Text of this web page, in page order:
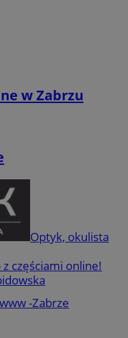
w Zabrzu
Optyk, okulista
częściami online!
-Zabrze